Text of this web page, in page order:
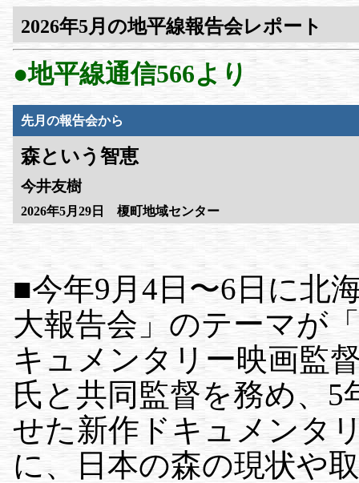
2026年5月の地平線報告会レポート
●地平線通信566より
先月の報告会から
森という智恵
今井友樹
2026年5月29日 榎町地域センター
■今年9月4日〜6日に北
大報告会」のテーマが
キュメンタリー映画監
氏と共同監督を務め、
せた新作ドキュメンタ
に、日本の森の現状や